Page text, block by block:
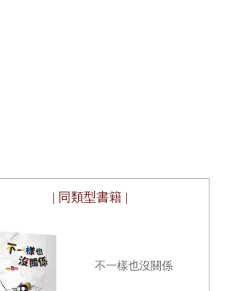
| 同類型書籍 |
不一樣也沒關係